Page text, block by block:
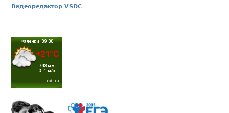
Видеоредактор VSDC